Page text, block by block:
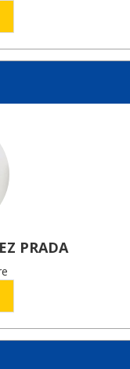
PRADA